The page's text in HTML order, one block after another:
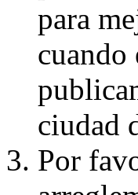
para
cuando
ciudad
Por